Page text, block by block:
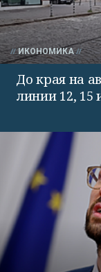
ИКОНОМИКА
До края на
линии 12, 15